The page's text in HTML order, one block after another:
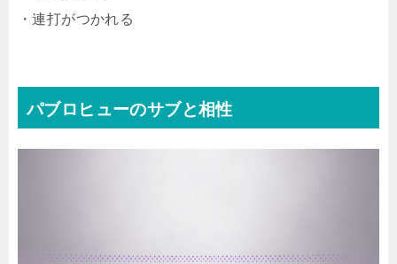
・連打がつかれる
パブロヒューのサブと相性